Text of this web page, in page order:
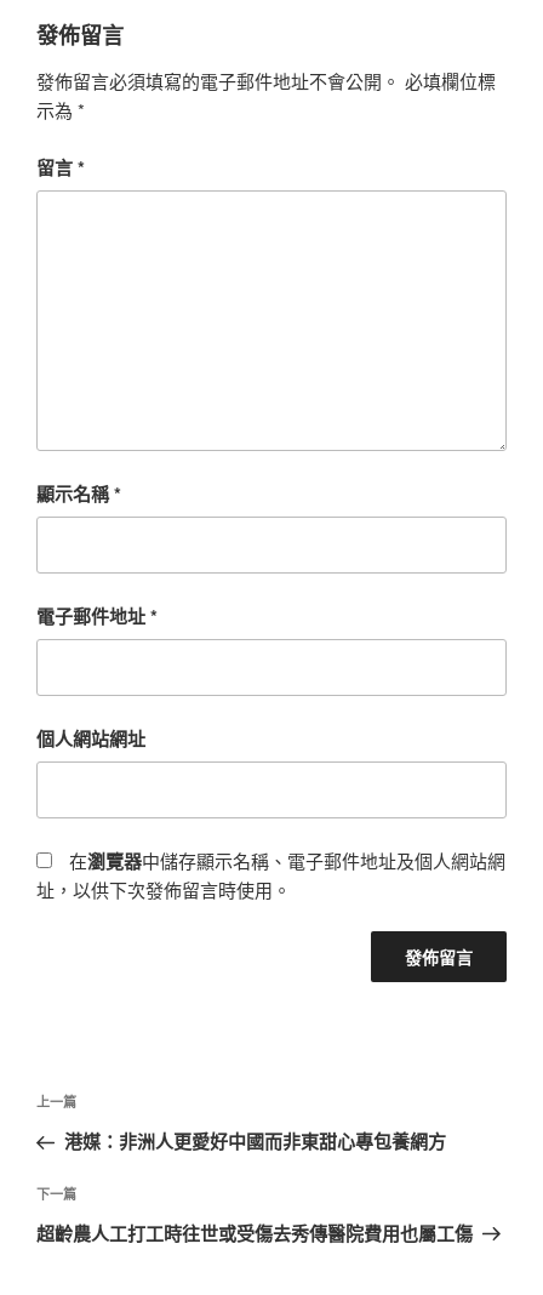
發佈留言
發佈留言必須填寫的電子郵件地址不會公開。 必填欄位標
示為 *
留言*
顯示名稱*
電子郵件地址*
個人網站網址
在瀏覽器中儲存顯示名稱、電子郵件地址及個人網站網
址，以供下次發佈留言時使用。
文
導
覽
上
一
文
章
上一篇
港媒：非洲人更愛好中國而非東甜心專包養網方
下
一
下一篇
超齡農人工打工時往世或受傷去秀傳醫院費用也屬工傷